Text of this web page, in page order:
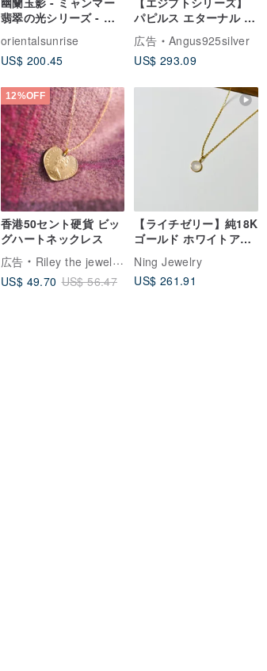
翡翠の光シリーズ - 台
湾デザイン彫刻翡翠ペ
ンダント
orientalsunrise
US$ 200.45
パピルス エターナル /
トーテムポール / 925 /
純銀 / ペンダントトッ
プ / 円錐形
広告
Angus925silver
US$ 293.09
12%OFF
香港50セント硬貨 ビッ
グハートネックレス
広告
Riley the jewellery
US$ 49.70 US$ 56.47
【ライチゼリー】純18K
ゴールド ホワイトアイ
（シルバーチェーン付
き）
Ning Jewelry
US$ 261.91